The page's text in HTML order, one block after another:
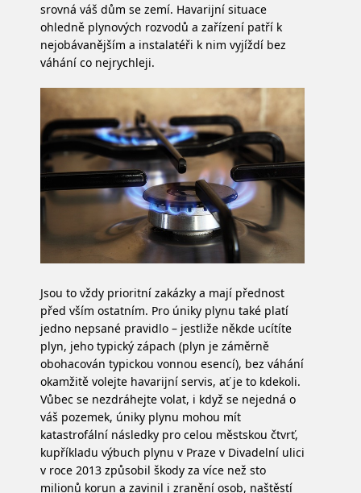
srovná váš dům se zemí. Havarijní situace
ohledně plynových rozvodů a zařízení patří k
nejobávanějším a instalatéři k nim vyjíždí bez
váhání co nejrychleji.
Jsou to vždy prioritní zakázky a mají přednost
před vším ostatním. Pro úniky plynu také platí
jedno nepsané pravidlo – jestliže někde ucítíte
plyn, jeho typický zápach (plyn je záměrně
obohacován typickou vonnou esencí), bez váhání
okamžitě volejte havarijní servis, ať je to kdekoli.
Vůbec se nezdráhejte volat, i když se nejedná o
váš pozemek, úniky plynu mohou mít
katastrofální následky pro celou městskou čtvrť,
kupříkladu výbuch plynu v Praze v Divadelní ulici
v roce 2013 způsobil škody za více než sto
milionů korun a zavinil i zranění osob, naštěstí